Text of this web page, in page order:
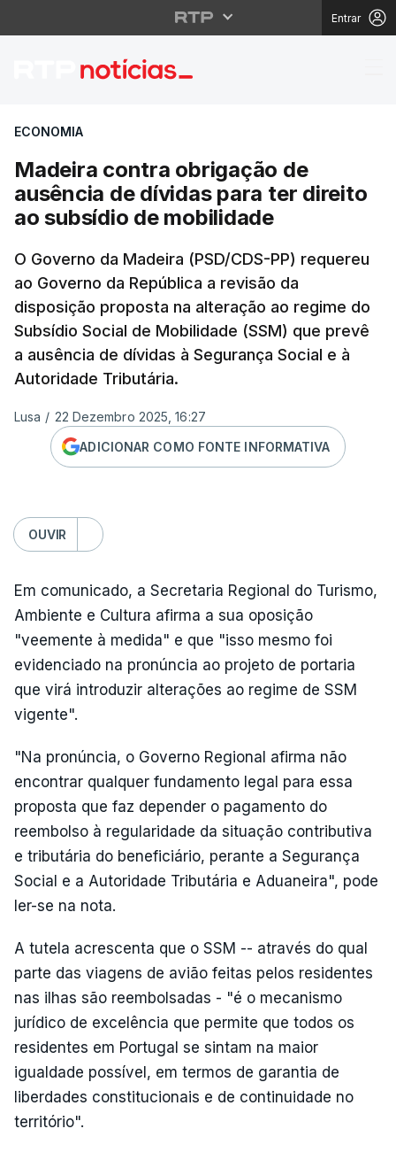
Entrar
Madeira contra
ECONOMIA
Madeira contra obrigação de
ausência de dívidas para ter direito
ao subsídio de mobilidade
O Governo da Madeira (PSD/CDS-PP) requereu
ao Governo da República a revisão da
disposição proposta na alteração ao regime do
Subsídio Social de Mobilidade (SSM) que prevê
a ausência de dívidas à Segurança Social e à
Autoridade Tributária.
Lusa / 22 Dezembro 2025, 16:27
ADICIONAR COMO FONTE INFORMATIVA
OUVIR
Em comunicado, a Secretaria Regional do Turismo,
Ambiente e Cultura afirma a sua oposição
"veemente à medida" e que "isso mesmo foi
evidenciado na pronúncia ao projeto de portaria
que virá introduzir alterações ao regime de SSM
vigente".
"Na pronúncia, o Governo Regional afirma não
encontrar qualquer fundamento legal para essa
proposta que faz depender o pagamento do
reembolso à regularidade da situação contributiva
e tributária do beneficiário, perante a Segurança
Social e a Autoridade Tributária e Aduaneira", pode
ler-se na nota.
A tutela acrescenta que o SSM -- através do qual
parte das viagens de avião feitas pelos residentes
nas ilhas são reembolsadas - "é o mecanismo
jurídico de excelência que permite que todos os
residentes em Portugal se sintam na maior
igualdade possível, em termos de garantia de
liberdades constitucionais e de continuidade no
território".